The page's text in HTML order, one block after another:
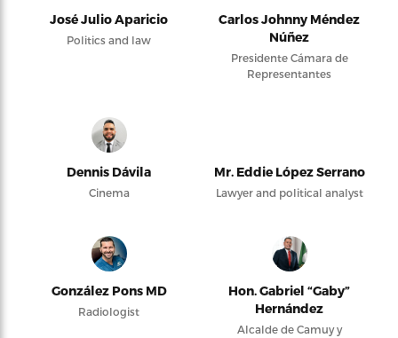
José Julio Aparicio
Politics and law
Carlos Johnny Méndez
Núñez
Presidente Cámara de
Representantes
Dennis Dávila
Cinema
Mr. Eddie López Serrano
Lawyer and political analyst
González Pons MD
Radiologist
Hon. Gabriel “Gaby”
Hernández
Alcalde de Camuy y